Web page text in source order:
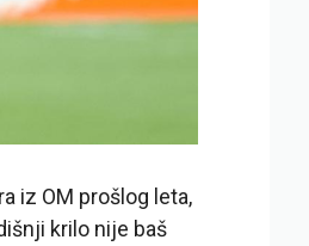
iz OM prošlog leta,
krilo nije baš